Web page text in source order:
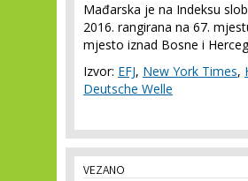
Mađarska je na Indeksu
2016. rangirana na 67.
mjesto iznad Bosne i
Izvor: EFJ, New York Times,
Deutsche Welle
VEZANO